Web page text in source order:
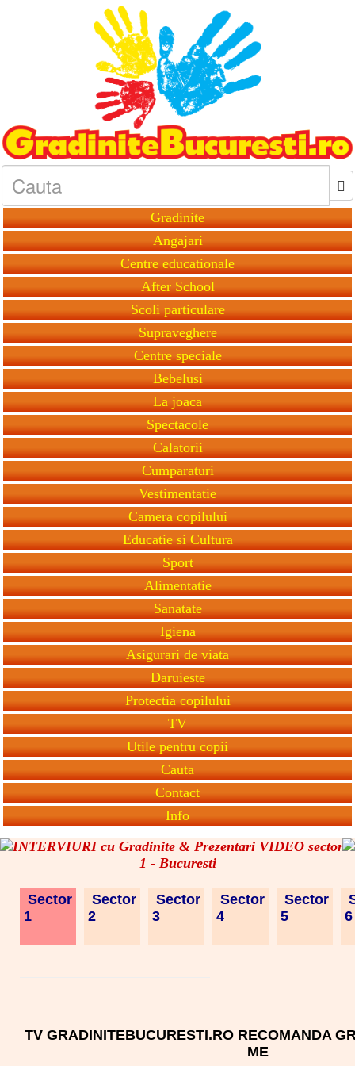
Gradinite
Angajari
Centre educationale
After School
Scoli particulare
Supraveghere
Centre speciale
Bebelusi
La joaca
Spectacole
Calatorii
Cumparaturi
Vestimentatie
Camera copilului
Educatie si Cultura
Sport
Alimentatie
Sanatate
Igiena
Asigurari de viata
Daruieste
Protectia copilului
TV
Utile pentru copii
Cauta
Contact
Info
INTERVIURI cu Gradinite & Prezentari VIDEO sector
1 - Bucuresti
Sector
1
Sector
2
Sector
3
Sector
4
Sector
5
TV GRADINITEBUCURESTI.RO RECOMANDA
ME